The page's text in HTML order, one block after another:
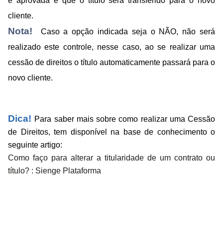
cliente.
Nota!
Caso a opção indicada seja o NÃO, não será
realizado este controle, nesse caso, ao se realizar uma
cessão de direitos o título automaticamente passará para o
novo cliente.
Dica! Para saber mais sobre como realizar uma Cessão
de Direitos, tem disponível na base de conhecimento o
seguinte artigo:
Como faço para alterar a titularidade de um contrato ou
título? : Sienge Plataforma